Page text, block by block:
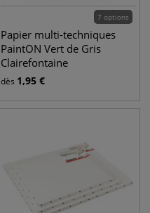
7 options
Papier multi-techniques
PaintON Vert de Gris
Clairefontaine
dès 1,95 €